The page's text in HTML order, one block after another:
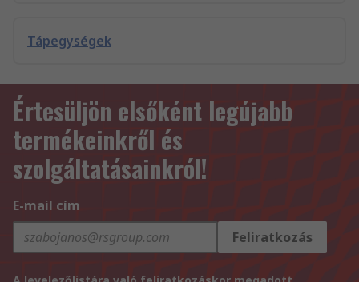
Tápegységek
Értesüljön elsőként legújabb
termékeinkről és
szolgáltatásainkról!
E-mail cím
Feliratkozás